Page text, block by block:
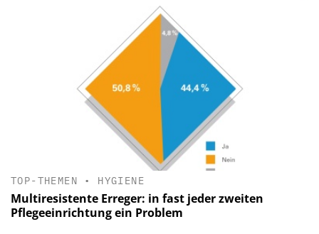
TOP-THEMEN • HYGIENE
Multiresistente Erreger: in fast jeder zweiten
Pflegeeinrichtung ein Problem